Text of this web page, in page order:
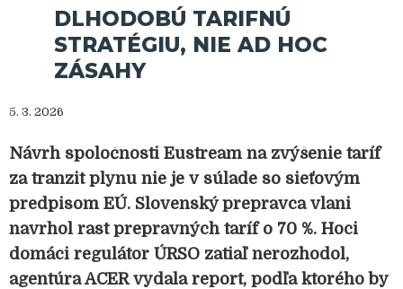
DLHODOBÚ TARIFNÚ
STRATÉGIU, NIE AD HOC
ZÁSAHY
5. 3. 2026
Návrh spoločnosti Eustream na zvýšenie taríf
za tranzit plynu nie je v súlade so sieťovým
predpisom EÚ. Slovenský prepravca vlani
navrhol rast prepravných taríf o 70 %. Hoci
domáci regulátor ÚRSO zatiaľ nerozhodol,
agentúra ACER vydala report, podľa ktorého by